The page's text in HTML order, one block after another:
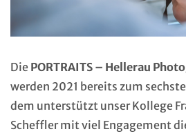
Die PORTRAITS – Hellerau
werden 2021 bereits zum
dem unterstützt unser Kollege
Scheffler mit viel Engagement